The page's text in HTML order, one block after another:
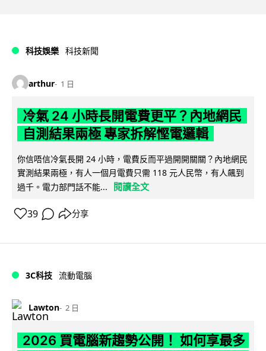
科技娛樂 科技新聞
arthur 1 日
冷氣 24 小時長開電費更平？內地網民
自測結果兩極 專家拆解慳電邏輯
你信唔信冷氣長開 24 小時，電費反而平過開開關關？內地網民
實測結果兩極，有人一個月電費只需 118 元人民幣，有人飆到
過千。電力部門話不能...
閱讀全文
39 分享
3C科技 流動電腦
Lawton 2 日
2026 買電腦新趨勢公開！ 如何享最多